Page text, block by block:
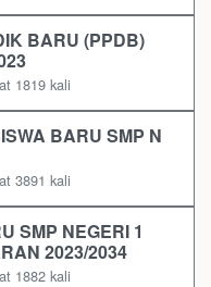
BARU (PPDB)
1819 kali
BARU SMP N
3891 kali
SMP NEGERI 1
2023/2034
1882 kali